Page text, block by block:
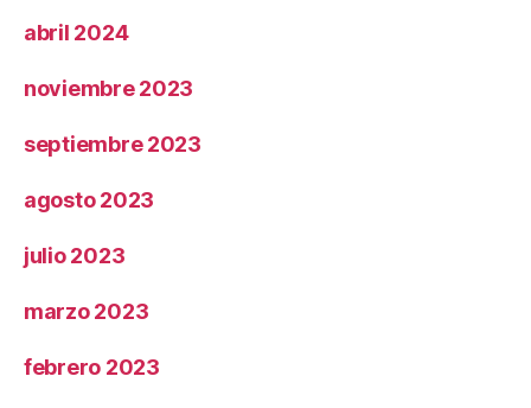
abril 2024
noviembre 2023
septiembre 2023
agosto 2023
julio 2023
marzo 2023
febrero 2023